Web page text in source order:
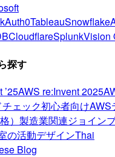
Auth0TableauSnowflake
CloudflareSplunkVision
探す
AWS re:Invent 2025
ェック初心者向けAWS
） 製造業関連ジョイン
の活動デザインThai
Blog